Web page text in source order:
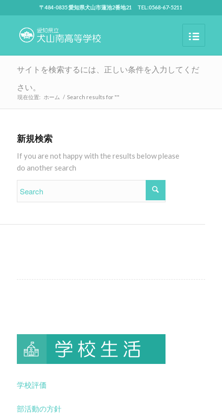
〒484-0835 愛知県犬山市蓮池2番地21 TEL:0568-67-5211
サイトを検索するには、正しい条件を入力してくだ
さい。
現在位置: ホーム / Search results for ""
新規検索
If you are not happy with the results below please
do another search
学校評価
部活動の方針